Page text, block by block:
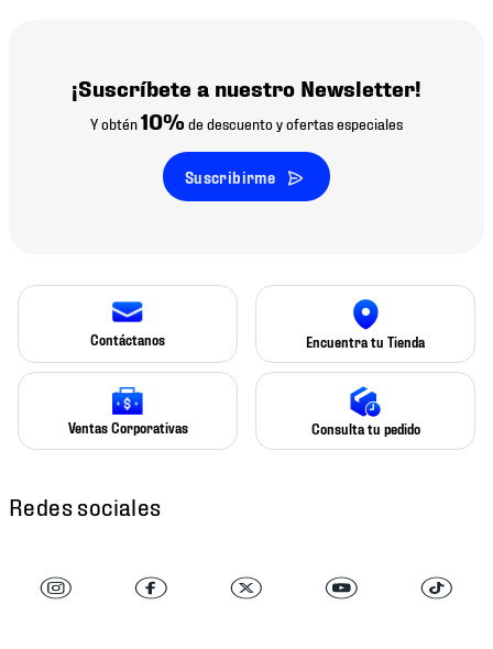
¡Suscríbete a nuestro Newsletter!
Y obtén10% de descuento y ofertas especiales
Suscribirme
Contáctanos Encuentra tu Tienda
Ventas Corporativas Consulta tu pedido
Redes sociales